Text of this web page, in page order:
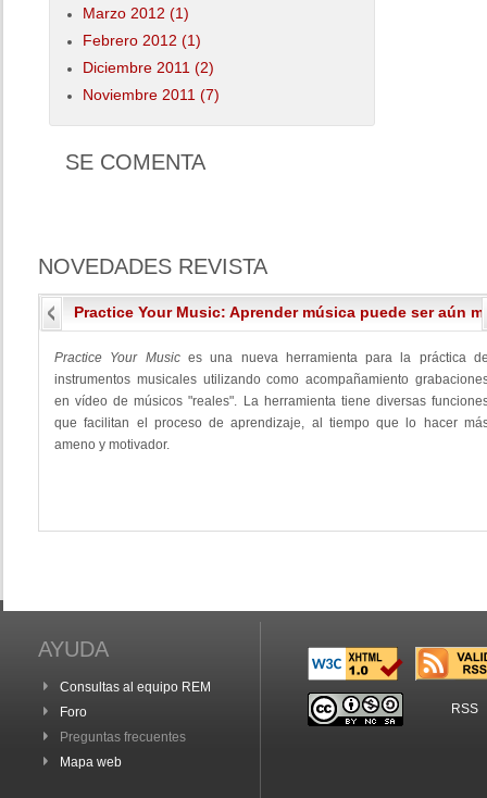
Marzo 2012 (1)
Febrero 2012 (1)
Diciembre 2011 (2)
Noviembre 2011 (7)
SE COMENTA
NOVEDADES REVISTA
Practice Your Music: Aprender música puede ser aún
Practice Your Music es una nueva herramienta para la práctica
instrumentos musicales utilizando como acompañamiento
en vídeo de músicos "reales". La herramienta tiene diversas
que facilitan el proceso de aprendizaje, al tiempo que lo hacer
ameno y motivador.
AYUDA
Consultas al equipo REM
Foro
Preguntas frecuentes
Mapa web
RSS